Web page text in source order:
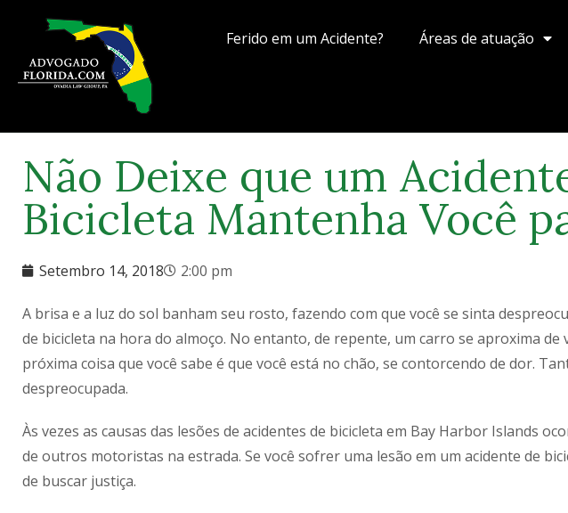
Ferido em um Acidente? Áreas de atuação
Não Deixe que um
Bicicleta Mantenha Você
Setembro 14, 2018 2:00 pm
A brisa e a luz do sol banham seu rosto, fazendo com que você se sinta
de bicicleta na hora do almoço. No entanto, de repente, um carro se aproxima de
próxima coisa que você sabe é que você está no chão, se contorcendo de dor.
despreocupada.
Às vezes as causas das lesões de acidentes de bicicleta em Bay Harbor Islands
de outros motoristas na estrada. Se você sofrer uma lesão em um acidente de
de buscar justiça.